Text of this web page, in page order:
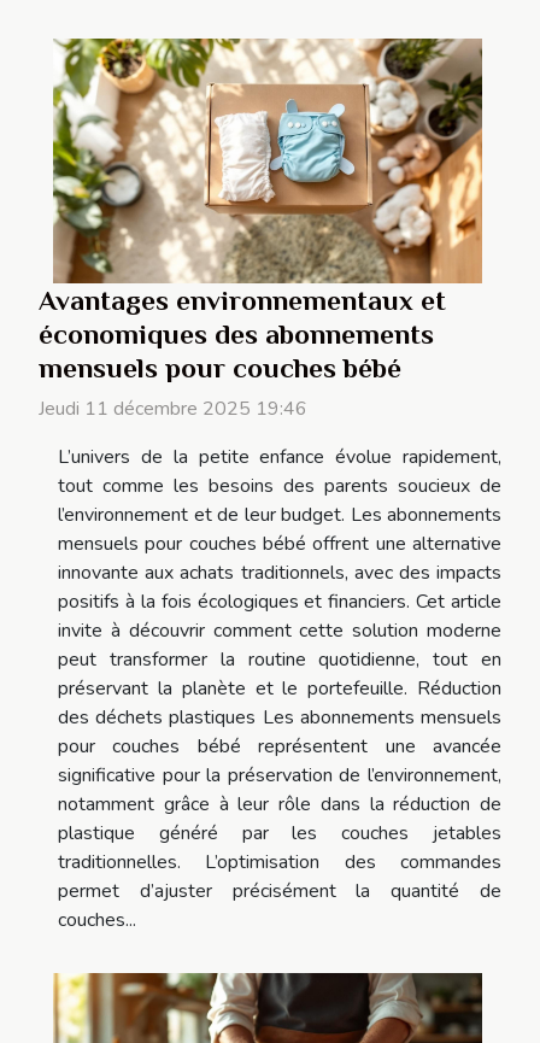
Avantages environnementaux et
économiques des abonnements
mensuels pour couches bébé
Jeudi 11 décembre 2025 19:46
L’univers de la petite enfance évolue rapidement,
tout comme les besoins des parents soucieux de
l’environnement et de leur budget. Les abonnements
mensuels pour couches bébé offrent une alternative
innovante aux achats traditionnels, avec des impacts
positifs à la fois écologiques et financiers. Cet article
invite à découvrir comment cette solution moderne
peut transformer la routine quotidienne, tout en
préservant la planète et le portefeuille. Réduction
des déchets plastiques Les abonnements mensuels
pour couches bébé représentent une avancée
significative pour la préservation de l’environnement,
notamment grâce à leur rôle dans la réduction de
plastique généré par les couches jetables
traditionnelles. L’optimisation des commandes
permet d’ajuster précisément la quantité de
couches...